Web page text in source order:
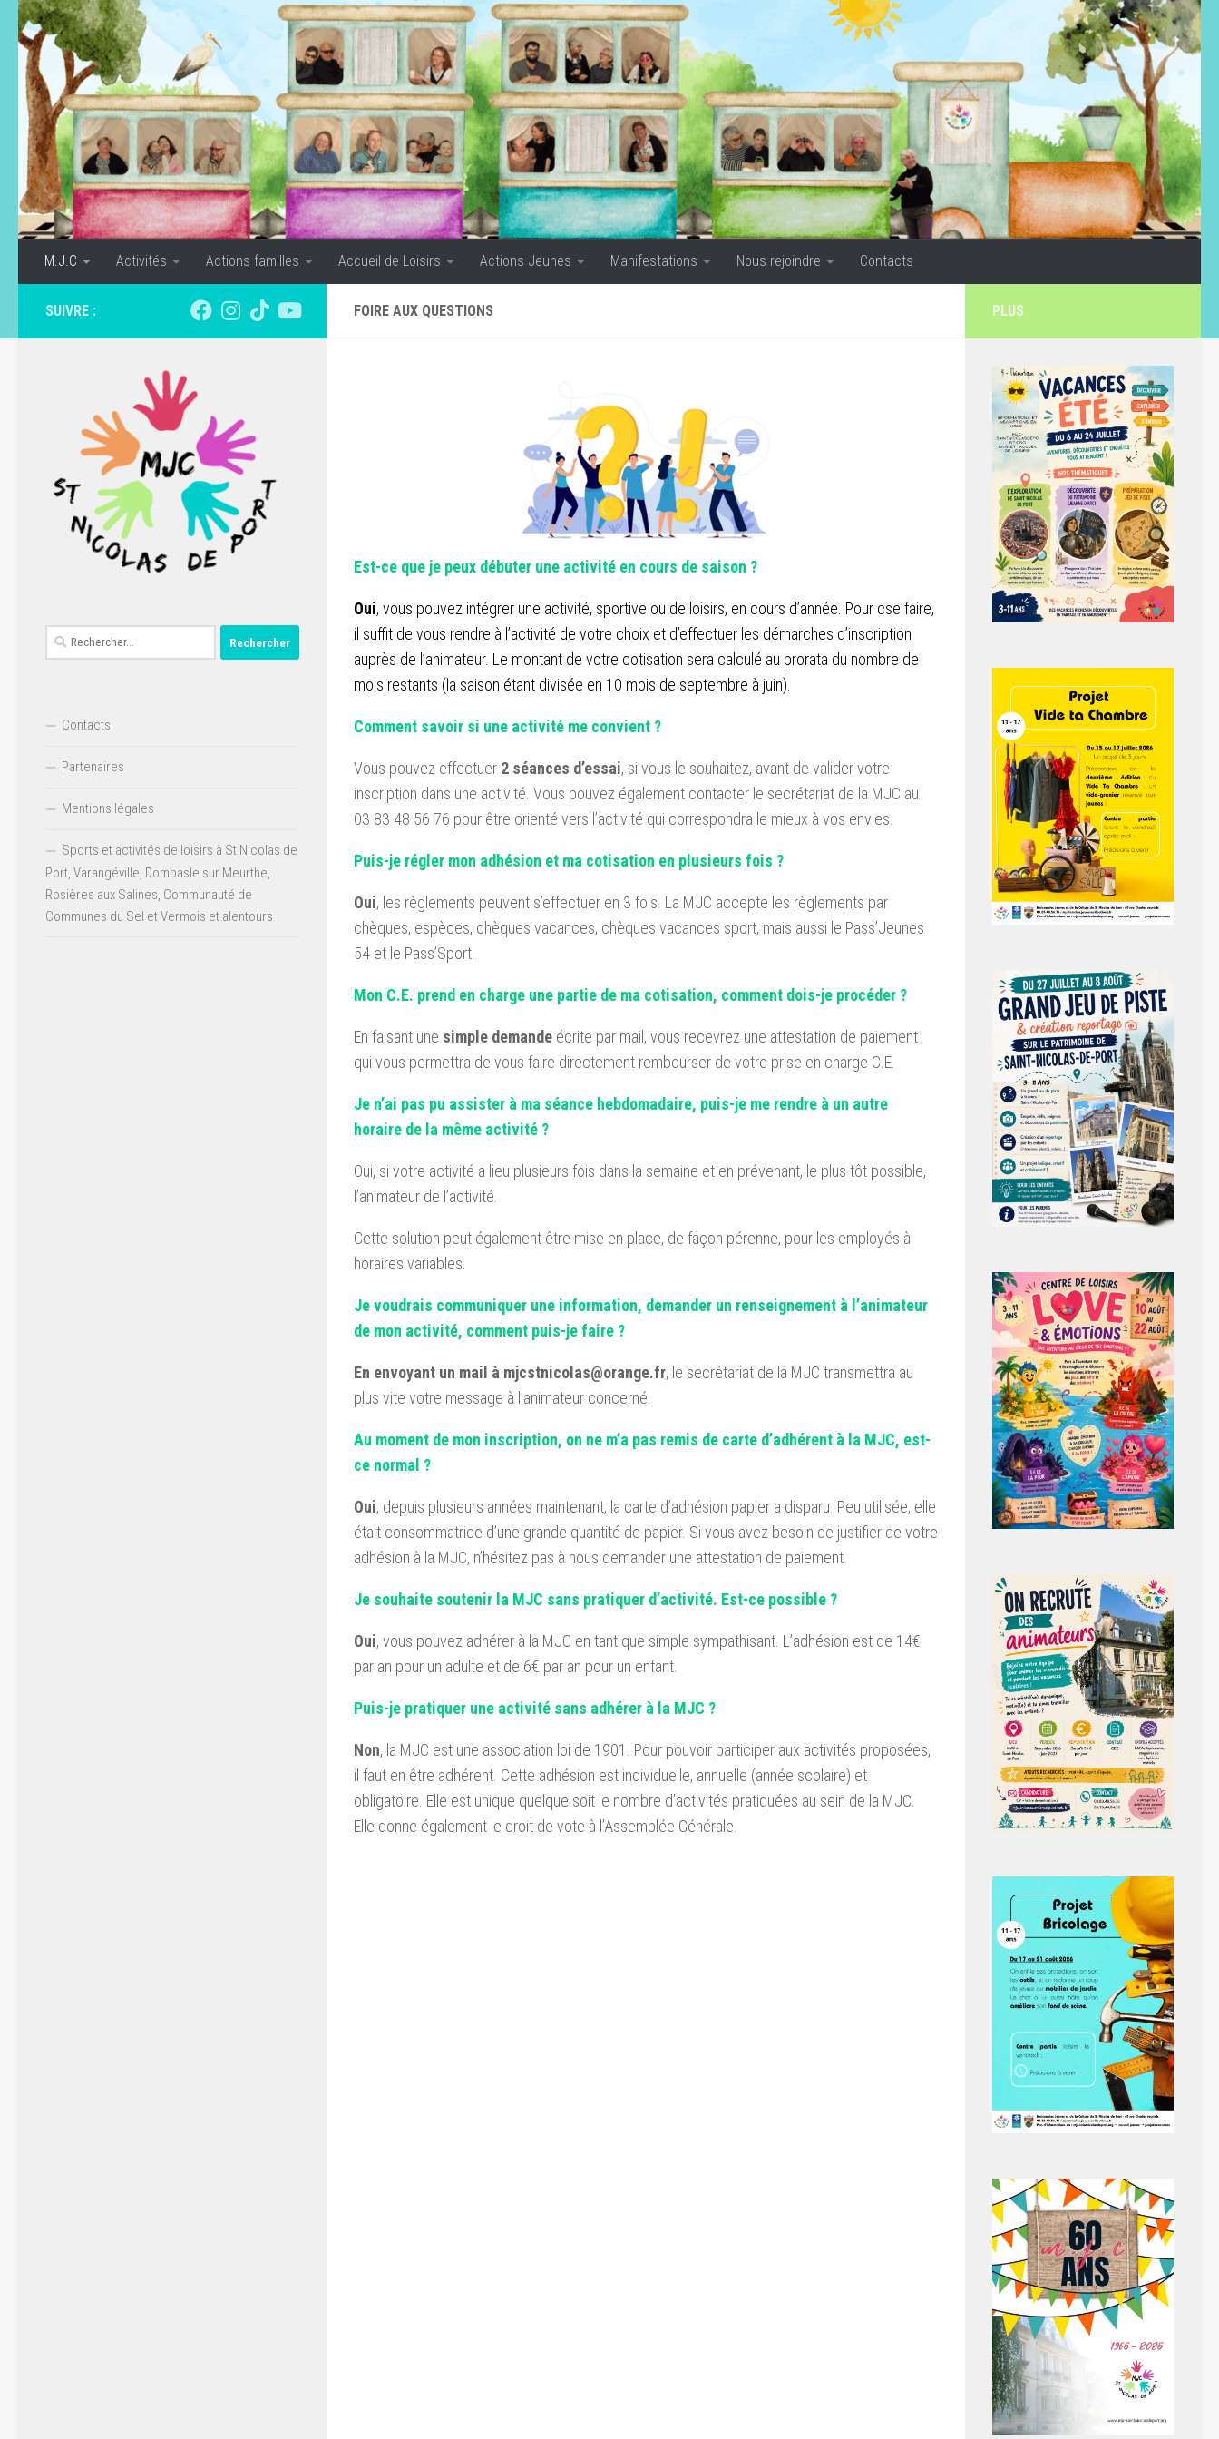
Skip to content
M.J.C Activités Actions familles Accueil de Loisirs Actions Jeunes Manifestations Nous rejoindre Contacts
FOIRE AUX QUESTIONS
Est-ce que je peux débuter une activité en cours de saison ?
Oui, vous pouvez intégrer une activité, sportive ou de loisirs, en cours d’année. Pour cse faire,
il suffit de vous rendre à l’activité de votre choix et d’effectuer les démarches d’inscription
auprès de l’animateur. Le montant de votre cotisation sera calculé au prorata du nombre de
mois restants (la saison étant divisée en 10 mois de septembre à juin).
Comment savoir si une activité me convient ?
Vous pouvez effectuer 2 séances d’essai, si vous le souhaitez, avant de valider votre
inscription dans une activité. Vous pouvez également contacter le secrétariat de la MJC au
03 83 48 56 76 pour être orienté vers l’activité qui correspondra le mieux à vos envies.
Puis-je régler mon adhésion et ma cotisation en plusieurs fois ?
Oui, les règlements peuvent s’effectuer en 3 fois. La MJC accepte les règlements par
chèques, espèces, chèques vacances, chèques vacances sport, mais aussi le Pass’Jeunes
54 et le Pass’Sport.
Mon C.E. prend en charge une partie de ma cotisation, comment dois-je procéder ?
En faisant une simple demande écrite par mail, vous recevrez une attestation de paiement
qui vous permettra de vous faire directement rembourser de votre prise en charge C.E.
Je n’ai pas pu assister à ma séance hebdomadaire, puis-je me rendre à un autre
horaire de la même activité ?
Oui, si votre activité a lieu plusieurs fois dans la semaine et en prévenant, le plus tôt possible,
l’animateur de l’activité.
Cette solution peut également être mise en place, de façon pérenne, pour les employés à
horaires variables.
Je voudrais communiquer une information, demander un renseignement à l’animateur
de mon activité, comment puis-je faire ?
En envoyant un mail à mjcstnicolas@orange.fr, le secrétariat de la MJC transmettra au
plus vite votre message à l’animateur concerné.
Au moment de mon inscription, on ne m’a pas remis de carte d’adhérent à la MJC, est-
ce normal ?
Oui, depuis plusieurs années maintenant, la carte d’adhésion papier a disparu. Peu utilisée, elle
était consommatrice d’une grande quantité de papier. Si vous avez besoin de justifier de votre
adhésion à la MJC, n’hésitez pas à nous demander une attestation de paiement.
Je souhaite soutenir la MJC sans pratiquer d’activité. Est-ce possible ?
Oui, vous pouvez adhérer à la MJC en tant que simple sympathisant. L’adhésion est de 14€
par an pour un adulte et de 6€ par an pour un enfant.
Puis-je pratiquer une activité sans adhérer à la MJC ?
Non, la MJC est une association loi de 1901. Pour pouvoir participer aux activités proposées,
il faut en être adhérent. Cette adhésion est individuelle, annuelle (année scolaire) et
obligatoire. Elle est unique quelque soit le nombre d’activités pratiquées au sein de la MJC.
Elle donne également le droit de vote à l’Assemblée Générale.
SUIVRE :
Rechercher :
Contacts
Partenaires
Mentions légales
Sports et activités de loisirs à St Nicolas de
Port, Varangéville, Dombasle sur Meurthe,
Rosières aux Salines, Communauté de
Communes du Sel et Vermois et alentours
PLUS